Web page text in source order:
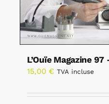
L’Ouïe Magazine
15,00 € TVA incluse